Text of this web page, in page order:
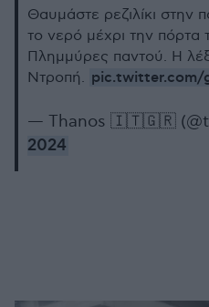
Θαυμάστε ρεζιλίκι στην
το νερό μέχρι την πόρτα
Πλημμύρες παντού. Η
Ντροπή. pic.twitter.com/
— Thanos 🇮🇹🇬🇷
2024